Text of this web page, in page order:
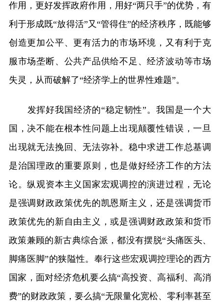
作用，更好发挥政府作用，用好“两只手”的优势，有
利于形成既“放得活”又“管得住”的经济秩序，既能够
创造更加公平、更有活力的市场环境，又有利于克
服市场垄断、公共产品供给不足、经济波动等市场
失灵，从而破解了“经济学上的世界性难题”。
发挥好我国经济的“稳定韧性”。我国是一个大
国，决不能在根本性问题上出现颠覆性错误，一旦
出现就无法挽回、无法弥补。稳中求进工作总基调
是治国理政的重要原则，也是做好经济工作的方法
论。纵观资本主义国家宏观调控的演进过程，无论
是强调财政政策优先的凯恩斯主义，还是强调货币
政策优先的新自由主义，或是强调财政政策和货币
政策兼顾的新古典综合派，都没有摆脱“头痛医头、
脚痛医脚”的狭隘性。奉行这些宏观调控理论的西方
国家，面对经济危机要么搞“高投资、高福利、高消
费”的财政政策，要么搞“无限量化宽松、零利率甚至